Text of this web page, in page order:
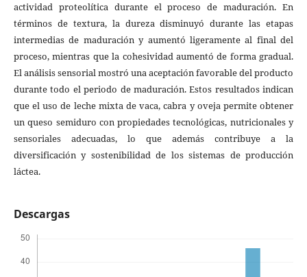
actividad proteolítica durante el proceso de maduración. En
términos de textura, la dureza disminuyó durante las etapas
intermedias de maduración y aumentó ligeramente al final del
proceso, mientras que la cohesividad aumentó de forma gradual.
El análisis sensorial mostró una aceptación favorable del producto
durante todo el periodo de maduración. Estos resultados indican
que el uso de leche mixta de vaca, cabra y oveja permite obtener
un queso semiduro con propiedades tecnológicas, nutricionales y
sensoriales adecuadas, lo que además contribuye a la
diversificación y sostenibilidad de los sistemas de producción
láctea.
Descargas